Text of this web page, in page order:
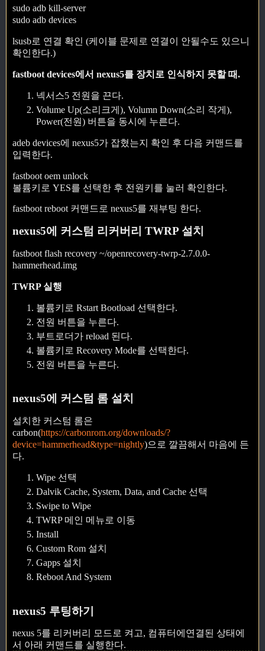
sudo adb kill-server
sudo adb devices
lsusb로 연결 확인 (케이블 문제로 연결이 안될수도 있으니
확인한다.)
fastboot devices에서 nexus5를 장치로 인식하지 못할 때.
넥서스5 전원을 끈다.
Volume Up(소리크게), Volumn Down(소리 작게),
Power(전원) 버튼을 동시에 누른다.
adeb devices에 nexus5가 잡혔는지 확인 후 다음 커맨드를
입력한다.
fastboot oem unlock
볼륨키로 YES를 선택한 후 전원키를 눌러 확인한다.
fastboot reboot 커맨드로 nexus5를 재부팅 한다.
nexus5에 커스텀 리커버리 TWRP 설치
fastboot flash recovery ~/openrecovery-twrp-2.7.0.0-
hammerhead.img
TWRP 실행
볼륨키로 Rstart Bootload 선택한다.
전원 버튼을 누른다.
부트로더가 reload 된다.
볼륨키로 Recovery Mode를 선택한다.
전원 버튼을 누른다.
nexus5에 커스텀 롬 설치
설치한 커스텀 롬은
carbon(https://carbonrom.org/downloads/?
device=hammerhead&type=nightly)으로 깔끔해서 마음에 든
다.
Wipe 선택
Dalvik Cache, System, Data, and Cache 선택
Swipe to Wipe
TWRP 메인 메뉴로 이동
Install
Custom Rom 설치
Gapps 설치
Reboot And System
nexus5 루팅하기
nexus 5를 리커버리 모드로 켜고, 컴퓨터에연결된 상태에
서 아래 커맨드를 실행한다.